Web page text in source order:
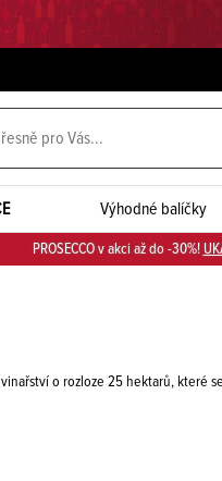
Výhodné balíčky
PROSECCO v akci až do -30%!
o rozloze 25 hektarů, které